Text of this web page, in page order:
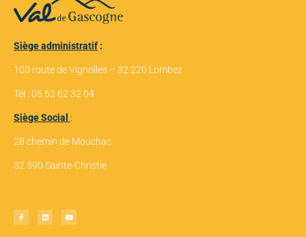
Siège administratif :
100 route de Vignolles – 32 220 Lombez
Tél : 05 62 62 32 04
Siège Social :
28 chemin de Mouchac
32 390 Sainte-Christie